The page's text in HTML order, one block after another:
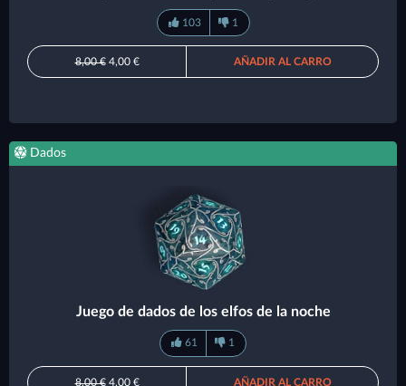
103 1
8,00 €4,00 € AÑADIR AL CARRO
Dados
Juego de dados de los elfos de la noche
61 1
8,00 €4,00 € AÑADIR AL CARRO